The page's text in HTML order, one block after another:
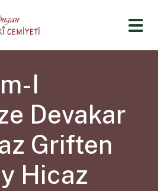
I
Devakar
Griften
Hicaz